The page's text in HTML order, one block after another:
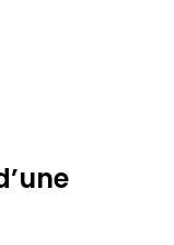
image de
nombre votre